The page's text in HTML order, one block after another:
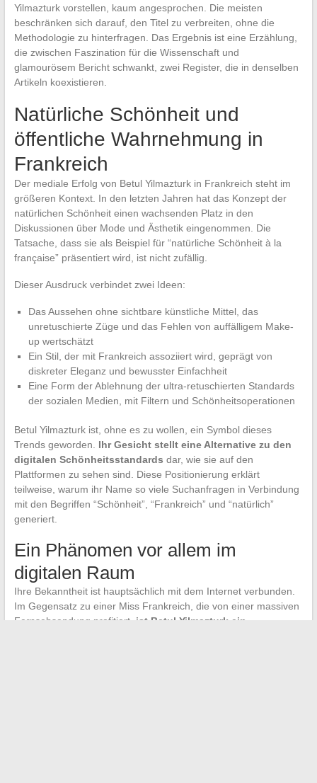
Yilmazturk vorstellen, kaum angesprochen. Die meisten
beschränken sich darauf, den Titel zu verbreiten, ohne die
Methodologie zu hinterfragen. Das Ergebnis ist eine Erzählung,
die zwischen Faszination für die Wissenschaft und
glamourösem Bericht schwankt, zwei Register, die in denselben
Artikeln koexistieren.
Natürliche Schönheit und
öffentliche Wahrnehmung in
Frankreich
Der mediale Erfolg von Betul Yilmazturk in Frankreich steht im
größeren Kontext. In den letzten Jahren hat das Konzept der
natürlichen Schönheit einen wachsenden Platz in den
Diskussionen über Mode und Ästhetik eingenommen. Die
Tatsache, dass sie als Beispiel für “natürliche Schönheit à la
française” präsentiert wird, ist nicht zufällig.
Dieser Ausdruck verbindet zwei Ideen:
Das Aussehen ohne sichtbare künstliche Mittel, das
unretuschierte Züge und das Fehlen von auffälligem Make-
up wertschätzt
Ein Stil, der mit Frankreich assoziiert wird, geprägt von
diskreter Eleganz und bewusster Einfachheit
Eine Form der Ablehnung der ultra-retuschierten Standards
der sozialen Medien, mit Filtern und Schönheitsoperationen
Betul Yilmazturk ist, ohne es zu wollen, ein Symbol dieses
Trends geworden. Ihr Gesicht stellt eine Alternative zu den
digitalen Schönheitsstandards dar, wie sie auf den
Plattformen zu sehen sind. Diese Positionierung erklärt
teilweise, warum ihr Name so viele Suchanfragen in Verbindung
mit den Begriffen “Schönheit”, “Frankreich” und “natürlich”
generiert.
Ein Phänomen vor allem im
digitalen Raum
Ihre Bekanntheit ist hauptsächlich mit dem Internet verbunden.
Im Gegensatz zu einer Miss Frankreich, die von einer massiven
Fernsehsendung profitiert, ist Betul Yilmazturk ein